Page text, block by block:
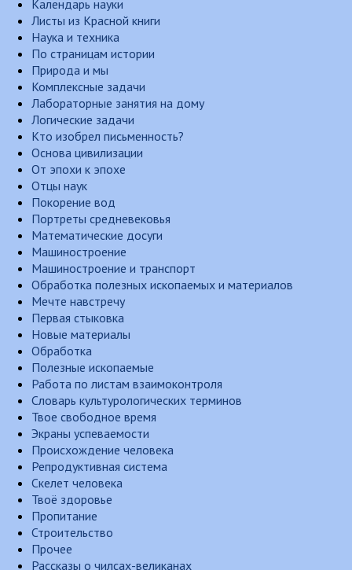
Календарь науки
Листы из Красной книги
Наука и техника
По страницам истории
Природа и мы
Комплексные задачи
Лабораторные занятия на дому
Логические задачи
Кто изобрел письменность?
Основа цивилизации
От эпохи к эпохе
Отцы наук
Покорение вод
Портреты средневековья
Математические досуги
Машиностроение
Машиностроение и транспорт
Обработка полезных ископаемых и материалов
Мечте навстречу
Первая стыковка
Новые материалы
Обработка
Полезные ископаемые
Работа по листам взаимоконтроля
Словарь культурологических терминов
Твое свободное время
Экраны успеваемости
Происхождение человека
Репродуктивная система
Скелет человека
Твоё здоровье
Пропитание
Строительство
Прочее
Рассказы о чилсах-великанах